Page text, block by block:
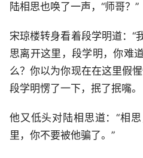
陆相思也唤了一声，“师哥？”
宋琼楼转身看着段学明道：“
思离开这里，段学明，你难
么？你以为你现在在这里假
段学明愣了一下，抿了抿嘴。
他又低头对陆相思道：“相
里，你不要被他骗了。”